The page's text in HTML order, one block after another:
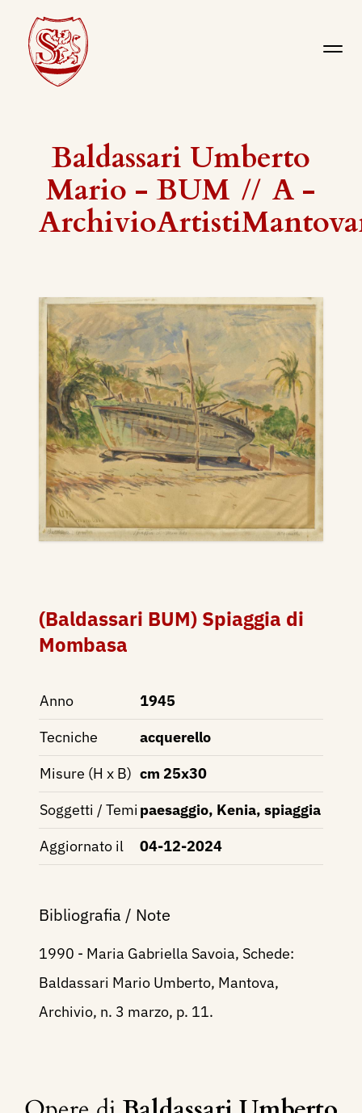
Baldassari Umberto
Mario - BUM // A -
(Baldassari BUM) Spiaggia di
Mombasa
Anno
1945
Tecniche
acquerello
Misure (H x B) cm 25x30
Soggetti / Temi paesaggio, Kenia, spiaggia
Aggiornato il
04-12-2024
Bibliografia / Note
1990 - Maria Gabriella Savoia, Schede:
Baldassari Mario Umberto, Mantova,
Archivio, n. 3 marzo, p. 11.